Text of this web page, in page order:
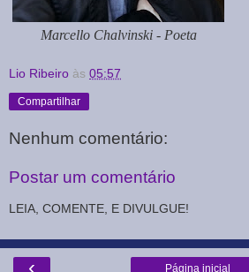
Marcello Chalvinski - Poeta
Lio Ribeiro às 05:57
Compartilhar
Nenhum comentário:
Postar um comentário
LEIA, COMENTE, E DIVULGUE!
‹ Página inicial